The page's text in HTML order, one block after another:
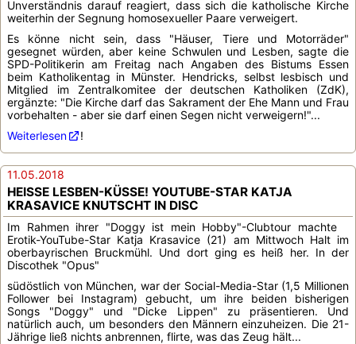
Unverständnis darauf reagiert, dass sich die katholische Kirche
weiterhin der Segnung homosexueller Paare verweigert.
Es könne nicht sein, dass "Häuser, Tiere und Motorräder"
gesegnet würden, aber keine Schwulen und Lesben, sagte die
SPD-Politikerin am Freitag nach Angaben des Bistums Essen
beim Katholikentag in Münster. Hendricks, selbst lesbisch und
Mitglied im Zentralkomitee der deutschen Katholiken (ZdK),
ergänzte: "Die Kirche darf das Sakrament der Ehe Mann und Frau
vorbehalten - aber sie darf einen Segen nicht verweigern!"...
Weiterlesen
!
11.05.2018
HEISSE LESBEN-KÜSSE! YOUTUBE-STAR KATJA
KRASAVICE KNUTSCHT IN DISC
Im Rahmen ihrer "Doggy ist mein Hobby"-Clubtour machte
Erotik-YouTube-Star Katja Krasavice (21) am Mittwoch Halt im
oberbayrischen Bruckmühl. Und dort ging es heiß her. In der
Discothek "Opus"
südöstlich von München, war der Social-Media-Star (1,5 Millionen
Follower bei Instagram) gebucht, um ihre beiden bisherigen
Songs "Doggy" und "Dicke Lippen" zu präsentieren. Und
natürlich auch, um besonders den Männern einzuheizen. Die 21-
Jährige ließ nichts anbrennen, flirte, was das Zeug hält...